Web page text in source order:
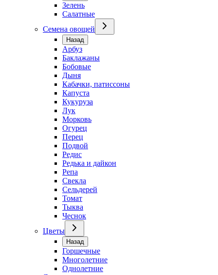
Зелень
Салатные
Семена овощей
Назад
Арбуз
Баклажаны
Бобовые
Дыня
Кабачки, патиссоны
Капуста
Кукуруза
Лук
Морковь
Огурец
Перец
Подвой
Редис
Редька и дайкон
Репа
Свекла
Сельдерей
Томат
Тыква
Чеснок
Цветы
Назад
Горшечные
Многолетние
Однолетние